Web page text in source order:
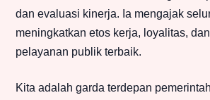
dan evaluasi kinerja. Ia mengajak
meningkatkan etos kerja, loyalitas,
pelayanan publik terbaik.
Kita adalah garda terdepan